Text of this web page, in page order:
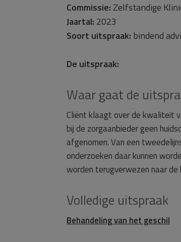
Commissie:Zelfstandige
Jaartal: 2023
Soort uitspraak: bindend
De uitspraak:
Waar gaat de
Cliënt klaagt over de kwaliteit
bij de zorgaanbieder geen
afgenomen. Van een
onderzoeken daar kunnen
worden terugverwezen naar
Volledige uitspraak
Behandeling van het geschil